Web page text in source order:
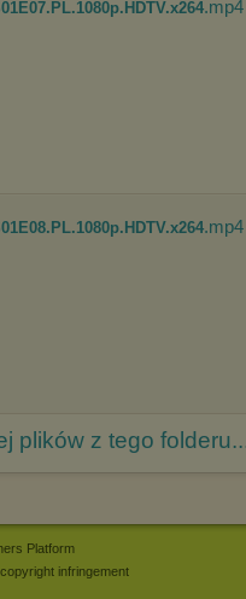
.mp4
.mp4
plików z tego
Platform
infringement